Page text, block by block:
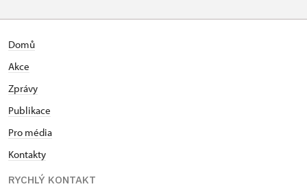
Domů
Akce
Zprávy
Publikace
Pro média
Kontakty
RYCHLÝ KONTAKT